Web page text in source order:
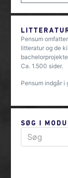
Pensum
litteratur og de
Ca. 1.500 sider.
Pensum indgår i
SØG I